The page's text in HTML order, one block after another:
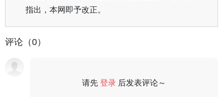
指出，本网即予改正。
评论（0）
请先登录 后发表评论～